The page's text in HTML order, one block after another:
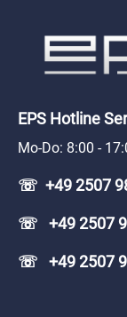
EPS Hotline
Mo-Do: 8:00 -
☏ +49 2507
☏ +49 2507
☏ +49 2507